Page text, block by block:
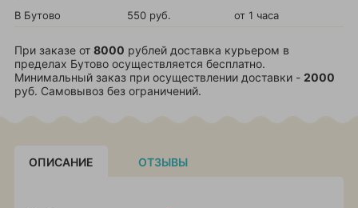
В Бутово 550 руб. от 1 часа
При заказе от 8000 рублей доставка курьером в
пределах Бутово осуществляется бесплатно.
Минимальный заказ при осуществлении доставки - 2000
руб. Самовывоз без ограничений.
ОПИСАНИЕ ОТЗЫВЫ